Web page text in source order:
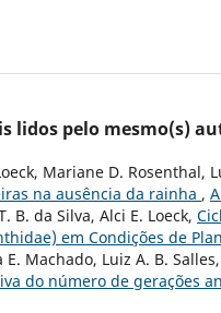
lidos pelo mesmo(s)
Mariane D. Rosenthal,
na ausência da rainha ,
B. da Silva, Alci E. Loeck,
em Condições de
Machado, Luiz A. B.
do número de gerações